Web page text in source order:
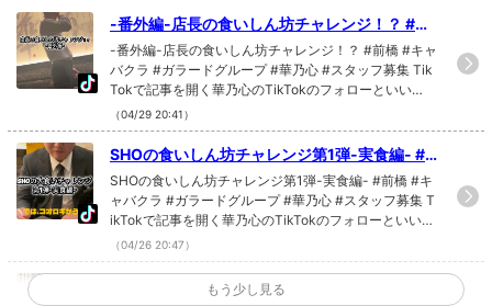
-番外編-店長の食いしん坊チャレンジ！？ #前
橋 #キャバクラ #ガラードグループ #華乃心 #
スタッフ募集
-番外編-店長の食いしん坊チャレンジ！？ #前橋 #キャ
バクラ #ガラードグループ #華乃心 #スタッフ募集 Tik
Tokで記事を開く華乃心のTikTokのフォローといい
ね！もお願いします❤
（04/29 20:41）
SHOの食いしん坊チャレンジ第1弾-実食編- #
前橋 #キャバクラ #ガラードグループ #華乃心
#スタッフ募集
SHOの食いしん坊チャレンジ第1弾-実食編- #前橋 #キ
ャバクラ #ガラードグループ #華乃心 #スタッフ募集 T
ikTokで記事を開く華乃心のTikTokのフォローといい
ね！もお願いします❤
（04/26 20:47）
SHOの食いしん坊チャレンジ 第1弾！！Part
もう少し見る